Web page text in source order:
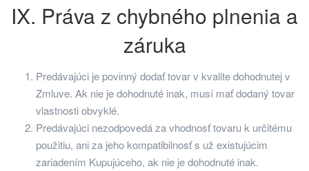
IX. Práva z chybného plnenia a
záruka
Predávajúci je povinný dodať tovar v kvalite dohodnutej v
Zmluve. Ak nie je dohodnuté inak, musí mať dodaný tovar
vlastnosti obvyklé.
Predávajúci nezodpovedá za vhodnosť tovaru k určitému
použitiu, ani za jeho kompatibilnosť s už existujúcim
zariadením Kupujúceho, ak nie je dohodnuté inak.